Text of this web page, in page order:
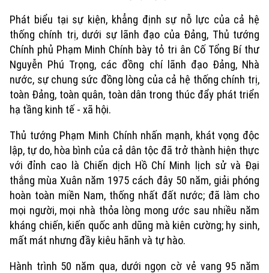
Xu hướng
Phát biểu tại sự kiện, khẳng định sự nỗ lực của cả hệ
thống chính trị, dưới sự lãnh đạo của Đảng, Thủ tướng
Chính phủ Phạm Minh Chính bày tỏ tri ân Cố Tổng Bí thư
Nguyễn Phú Trọng, các đồng chí lãnh đạo Đảng, Nhà
nước, sự chung sức đồng lòng của cả hệ thống chính trị,
toàn Đảng, toàn quân, toàn dân trong thúc đẩy phát triển
hạ tầng kinh tế - xã hội.
Thủ tướng Phạm Minh Chính nhấn mạnh, khát vọng độc
lập, tự do, hòa bình của cả dân tộc đã trở thành hiện thực
với đỉnh cao là Chiến dịch Hồ Chí Minh lịch sử và Đại
thắng mùa Xuân năm 1975 cách đây 50 năm, giải phóng
hoàn toàn miền Nam, thống nhất đất nước; đã làm cho
mọi người, mọi nhà thỏa lòng mong ước sau nhiều năm
kháng chiến, kiến quốc anh dũng mà kiên cường; hy sinh,
mất mát nhưng đầy kiêu hãnh và tự hào.
Hành trình 50 năm qua, dưới ngọn cờ vẻ vang 95 năm